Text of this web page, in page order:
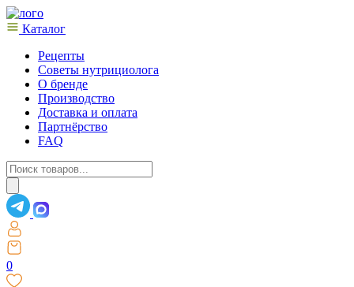
Каталог
Рецепты
Советы нутрициолога
О бренде
Производство
Доставка и оплата
Партнёрство
FAQ
Поиск
товаров
0